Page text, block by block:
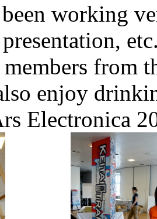
working
members from
enjoy
Electronica